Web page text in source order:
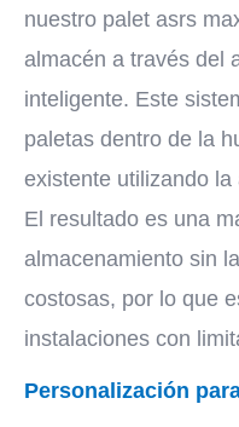
nuestro palet asrs
almacén a través del
inteligente. Este
paletas dentro de la
existente utilizando
El resultado es una
almacenamiento sin
costosas, por lo que
instalaciones con
Personalización